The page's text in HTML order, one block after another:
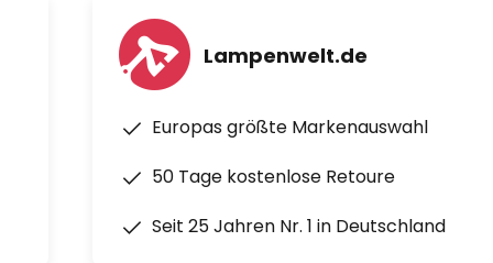
Lampenwelt.de
Europas größte Markenauswahl
50 Tage kostenlose Retoure
Seit 25 Jahren Nr. 1 in Deutschland